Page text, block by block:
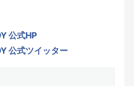
公式HP
公式ツイッター